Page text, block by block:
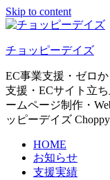
Skip to content
チョッピーデイズ
EC事業支援・ゼロ
支援・ECサイト立
ームページ制作・
ッピーデイズ
HOME
お知らせ
支援実績